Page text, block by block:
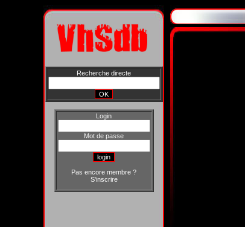
Recherche directe
Login
Mot de passe
Pas encore membre ?
S'inscrire